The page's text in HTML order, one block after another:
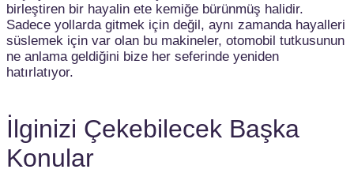
birleştiren bir hayalin ete kemiğe bürünmüş halidir.
Sadece yollarda gitmek için değil, aynı zamanda hayalleri
süslemek için var olan bu makineler, otomobil tutkusunun
ne anlama geldiğini bize her seferinde yeniden
hatırlatıyor.
İlginizi Çekebilecek Başka
Konular